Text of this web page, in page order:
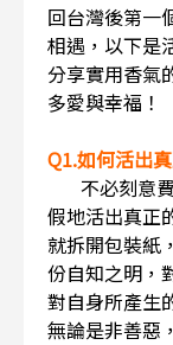
回台灣後第一
相遇， 以下是
分享實用香氣
多愛與幸福！
Q1.如何活出
不必刻意費
假地活出真正
就拆開包裝紙
份自知之明，
對自身所產生
無論是非善惡